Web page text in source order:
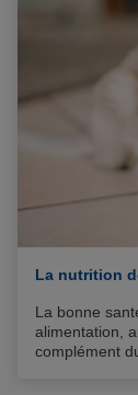
La nutrition
La bonne
alimentation,
complément